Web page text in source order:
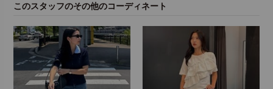
このスタッフのその他のコーディネート